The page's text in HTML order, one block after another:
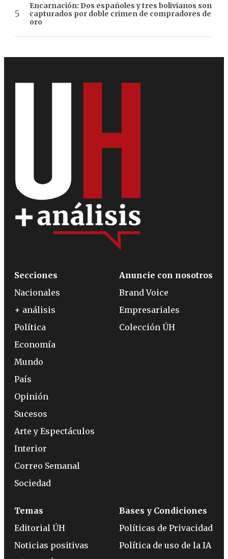
Encarnación: Dos españoles y tres bolivianos son
capturados por doble crimen de compradores de
oro
Secciones
Nacionales
+ análisis
Política
Economía
Mundo
País
Opinión
Sucesos
Arte y Espectáculos
Interior
Correo Semanal
Sociedad
Anuncie con nosotros
Brand Voice
Empresariales
Colección ÚH
Temas
Editorial ÚH
Noticias positivas
Bases y Condiciones
Políticas de Privacidad
Política de uso de la IA